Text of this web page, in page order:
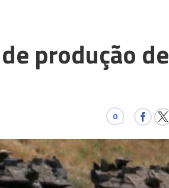
produção de
0